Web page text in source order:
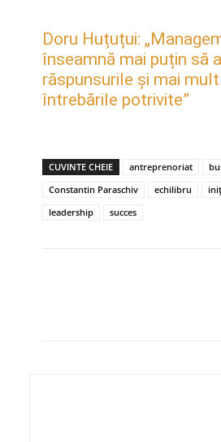
Doru Huțuțui:
înseamnă mai puțin să
răspunsurile și mai
întrebările potrivite”
CUVINTE CHEIE antreprenoriat
Constantin Paraschiv
echilibru
leadership
succes